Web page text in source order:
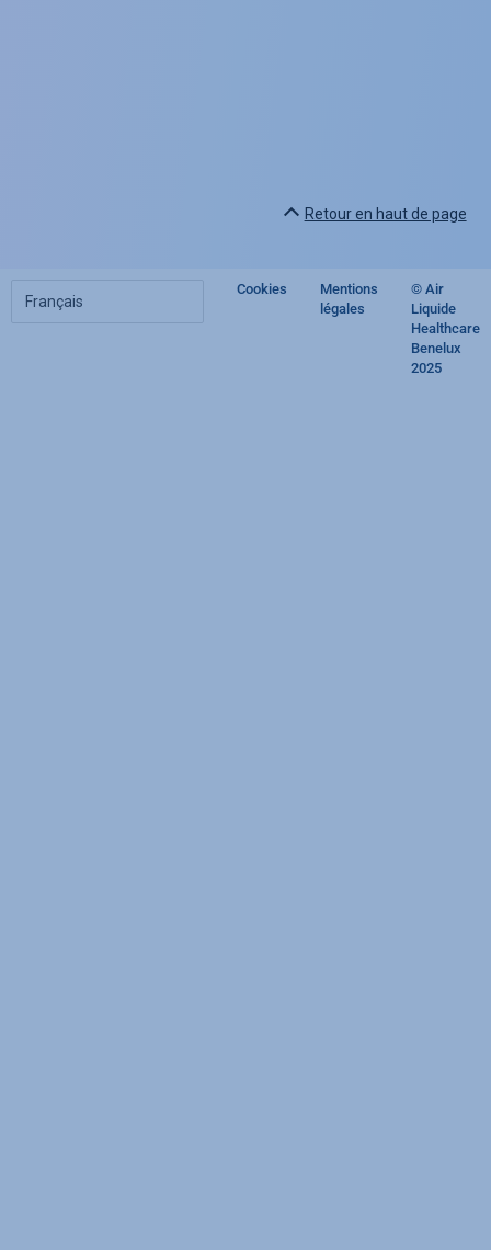
Retour en haut de page
votre
Footer
Cookies
Mentions
légales
© Air
Liquide
Healthcare
Benelux
2025